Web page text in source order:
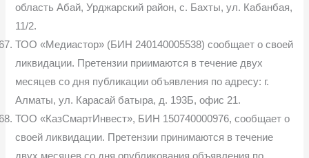
область Абай, Урджарский район, с. Бахты, ул. Кабанбая,
11/2.
ТОО «Медиастор» (БИН 240140005538) сообщает о своей
ликвидации. Претензии приимаются в течение двух
месяцев со дня публикации объявления по адресу: г.
Алматы, ул. Карасай батыра, д. 193Б, офис 21.
ТОО «КазСмартИнвест», БИН 150740000976, сообщает о
своей ликвидации. Претензии принимаются в течение